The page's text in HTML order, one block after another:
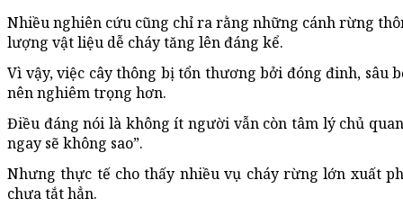
Nhiều nghiên cứu cũng chỉ ra rằng những cánh rừng
lượng vật liệu dễ cháy tăng lên đáng kể.
Vì vậy, việc cây thông bị tổn thương bởi đóng đinh,
nên nghiêm trọng hơn.
Điều đáng nói là không ít người vẫn còn tâm lý chủ
ngay sẽ không sao”.
Nhưng thực tế cho thấy nhiều vụ cháy rừng lớn xuất
chưa tắt hẳn.